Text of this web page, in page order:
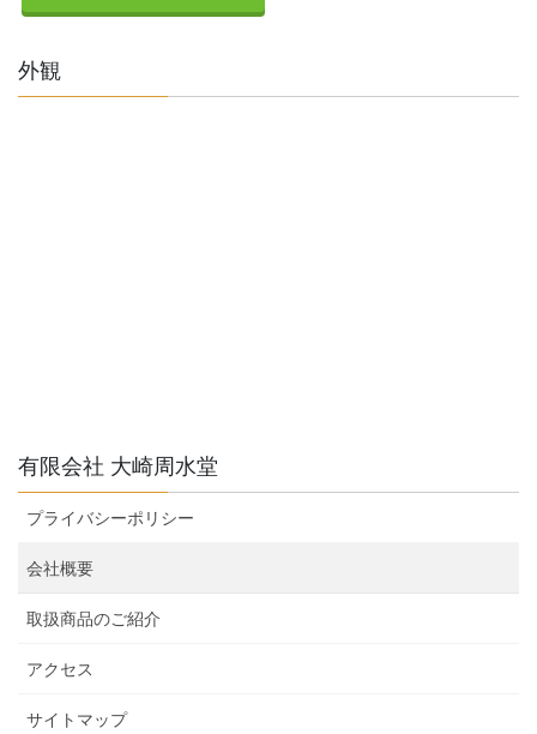
外観
有限会社 大崎周水堂
プライバシーポリシー
会社概要
取扱商品のご紹介
アクセス
サイトマップ